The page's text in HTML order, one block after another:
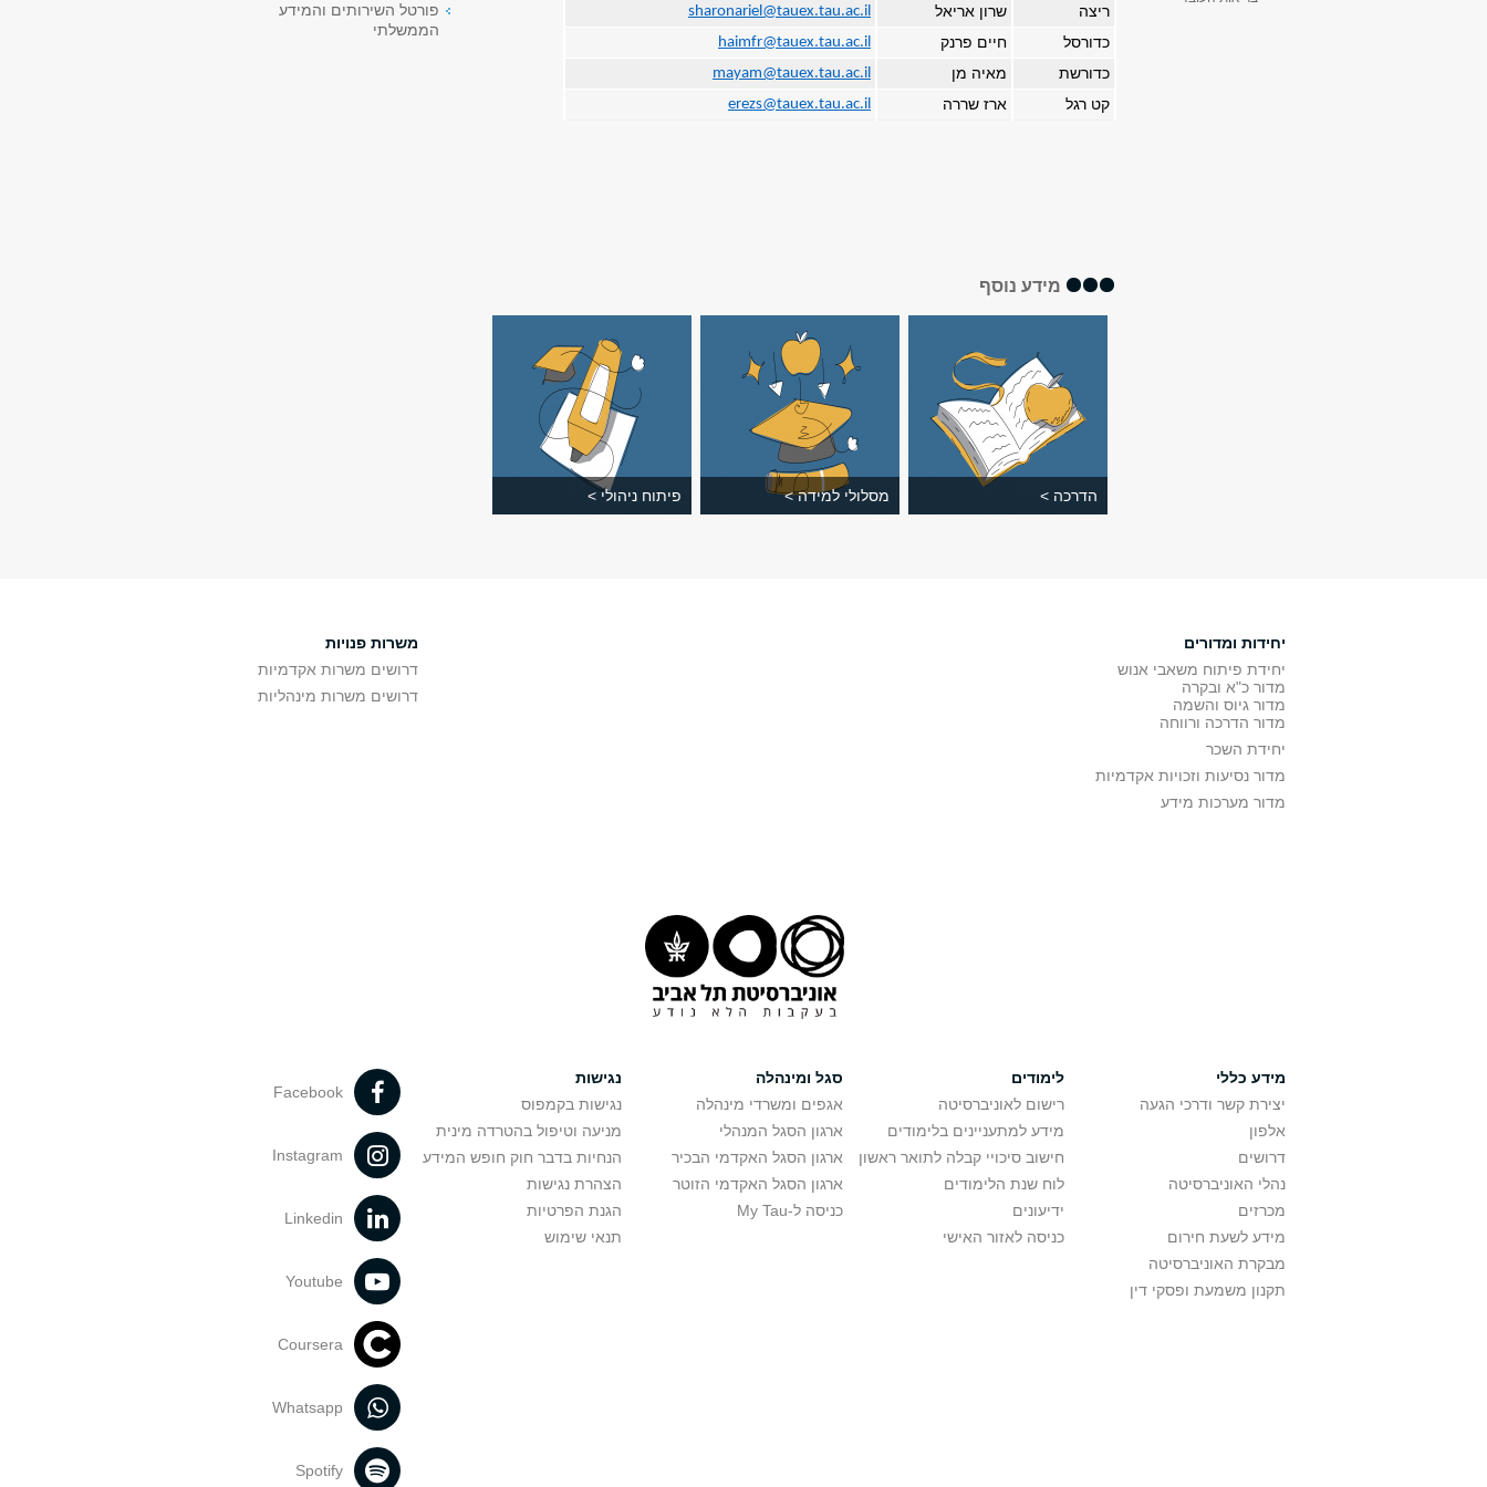
ריצה
שרון אריאל sharonariel@tauex.tau.ac.il
כדורסל חיים פרנק haimfr@tauex.tau.ac.il
כדורשת מאיה מן mayam@tauex.tau.ac.il
קט רגל ארז שררה erezs@tauex.tau.ac.il
מידע נוסף
הדרכה > מסלולי למידה > פיתוח ניהולי >
פורטל השירותים והמידע
הממשלתי
יחידות ומדורים
יחידת פיתוח משאבי אנוש
מדור כ"א ובקרה
מדור גיוס והשמה
מדור הדרכה ורווחה
יחידת השכר
מדור נסיעות וזכויות אקדמיות
מדור מערכות מידע
משרות פנויות
דרושים משרות אקדמיות
דרושים משרות מינהליות
מידע כללי
יצירת קשר ודרכי הגעה
אלפון
דרושים
נהלי האוניברסיטה
מכרזים
מידע לשעת חירום
מבקרת האוניברסיטה
תקנון משמעת ופסקי דין
לימודים
רישום לאוניברסיטה
מידע למתעניינים בלימודים
חישוב סיכויי קבלה לתואר ראשון
לוח שנת הלימודים
ידיעונים
כניסה לאזור האישי
סגל ומינהלה
אגפים ומשרדי מינהלה
ארגון הסגל המנהלי
ארגון הסגל האקדמי הבכיר
ארגון הסגל האקדמי הזוטר
כניסה ל-My Tau
נגישות
נגישות בקמפוס
מניעה וטיפול בהטרדה מינית
הנחיות בדבר חוק חופש המידע
הצהרת נגישות
הגנת הפרטיות
תנאי שימוש
Facebook
Instagram
Linkedin
Youtube
Coursera
Whatsapp
Spotify